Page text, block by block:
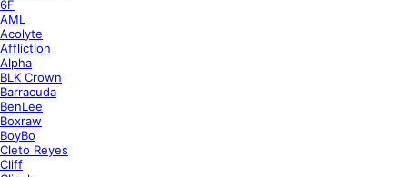
6F
AML
Acolyte
Affliction
Alpha
BLK Crown
Barracuda
BenLee
Boxraw
BoyBo
Cleto Reyes
Cliff